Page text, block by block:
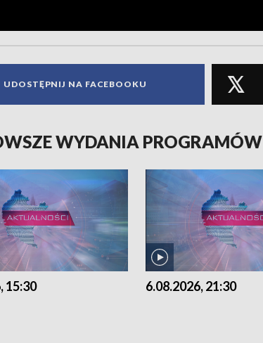
UDOSTĘPNIJ NA FACEBOOKU
WYDANIA PROGRAMÓW
15:30 6.08.2026, 21:30